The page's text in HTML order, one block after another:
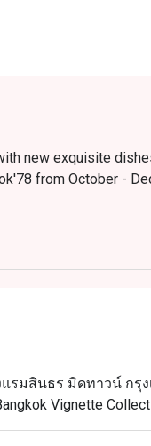
new exquisite
from October -
notice.
service charge
รมสินธร มิดทาวน์ กรุ
Vignette